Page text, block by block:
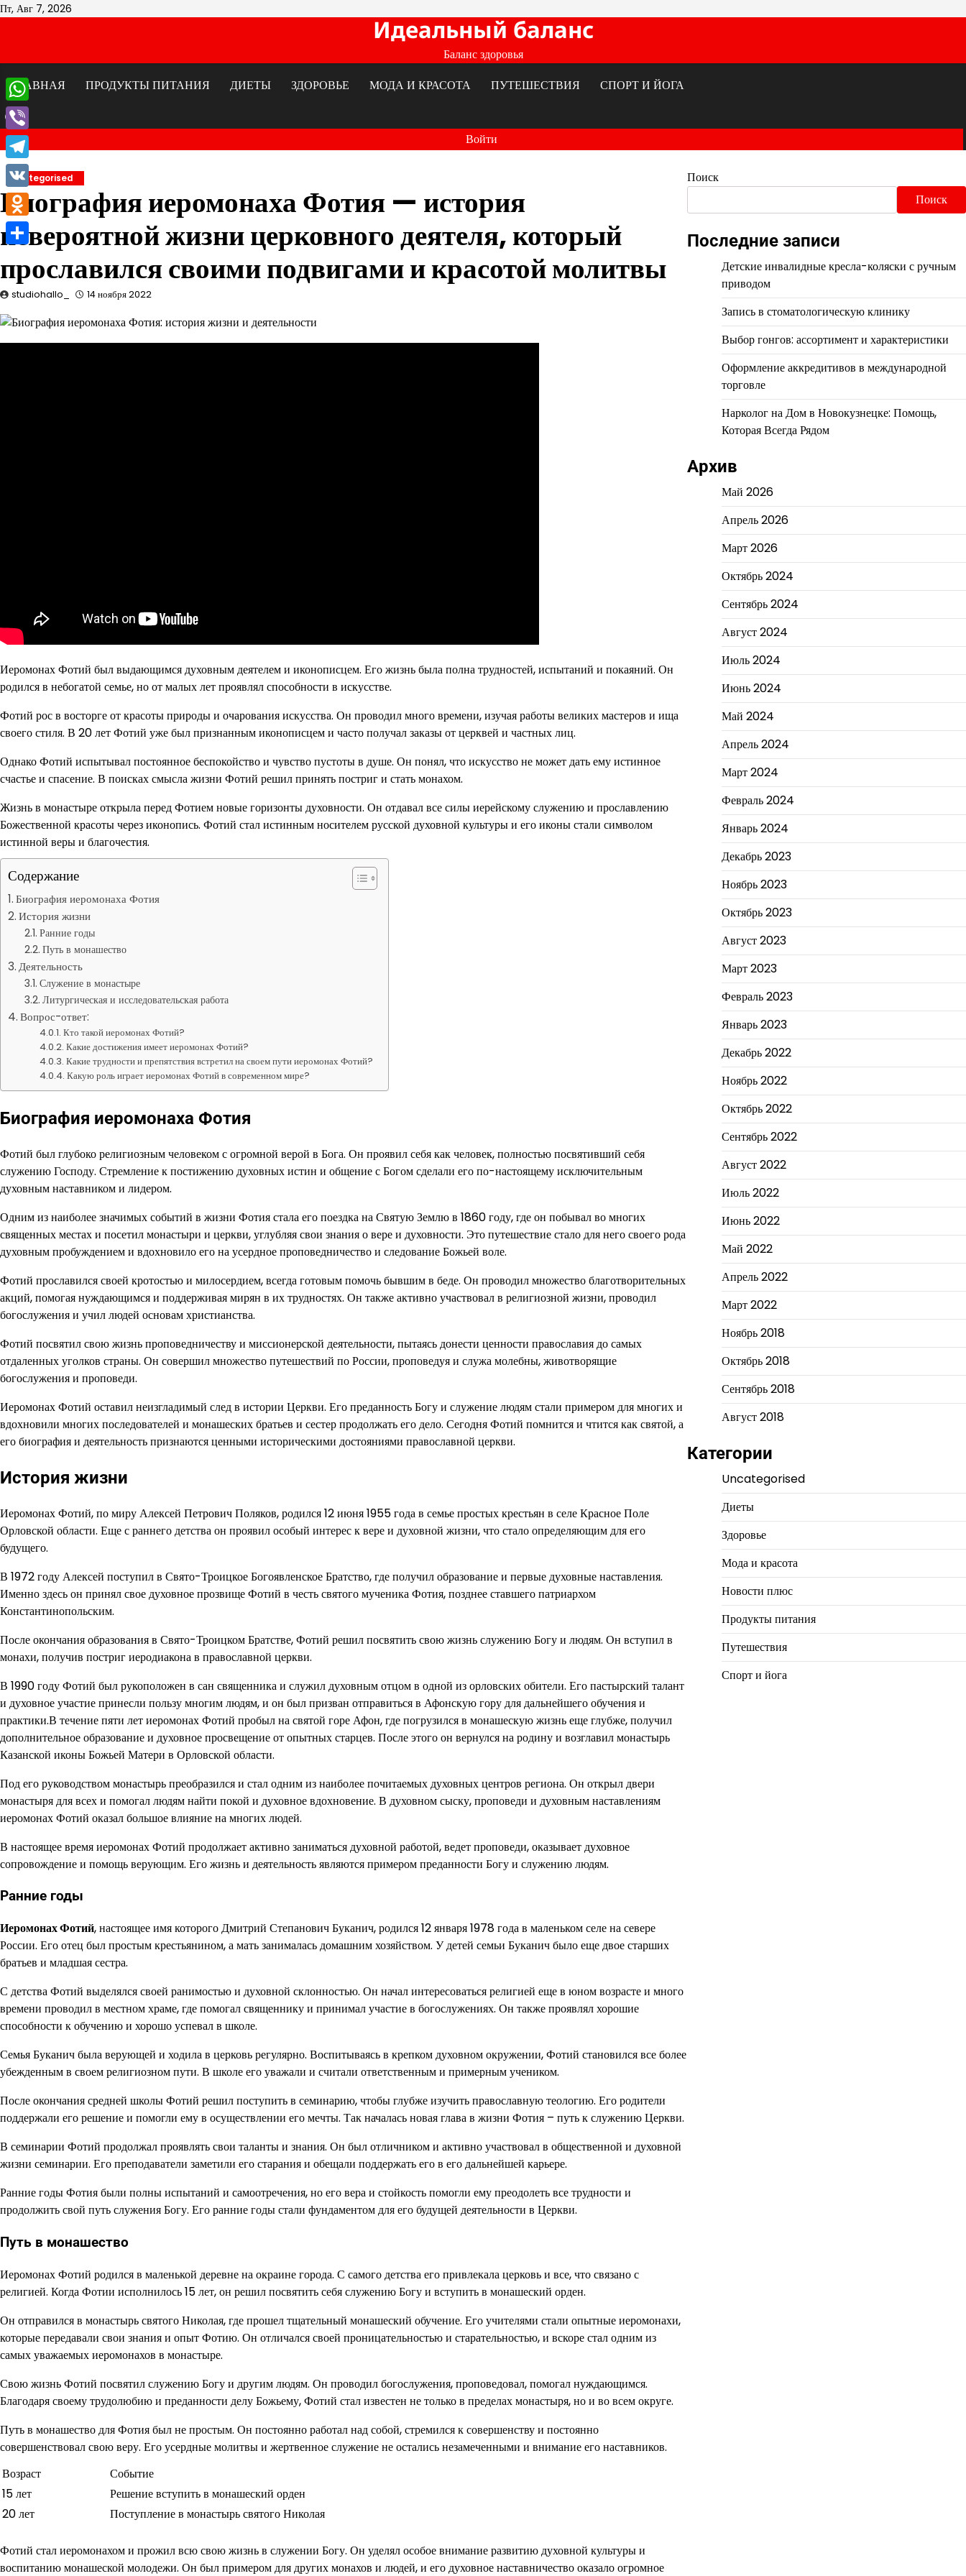
Перейти
Пт, Авг 7, 2026
Идеальный баланс
Баланс здоровья
ГЛАВНАЯ
ПРОДУКТЫ ПИТАНИЯ ДИЕТЫ ЗДОРОВЬЕ МОДА И КРАСОТА ПУТЕШЕСТВИЯ СПОРТ И ЙОГА
Войти
Uncategorised
Биография иеромонаха Фотия — история
невероятной жизни церковного деятеля, который
прославился своими подвигами и красотой молитвы
studiohallo_ 14 ноября 2022
Иеромонах Фотий был выдающимся духовным деятелем и иконописцем. Его жизнь была полна трудностей, испытаний и покаяний. Он
родился в небогатой семье, но от малых лет проявлял способности в искусстве.
Фотий рос в восторге от красоты природы и очарования искусства. Он проводил много времени, изучая работы великих мастеров и ища
своего стиля. В 20 лет Фотий уже был признанным иконописцем и часто получал заказы от церквей и частных лиц.
Однако Фотий испытывал постоянное беспокойство и чувство пустоты в душе. Он понял, что искусство не может дать ему истинное
счастье и спасение. В поисках смысла жизни Фотий решил принять постриг и стать монахом.
Жизнь в монастыре открыла перед Фотием новые горизонты духовности. Он отдавал все силы иерейскому служению и прославлению
Божественной красоты через иконопись. Фотий стал истинным носителем русской духовной культуры и его иконы стали символом
истинной веры и благочестия.
Содержание
Биография иеромонаха Фотия
История жизни
Ранние годы
Путь в монашество
Деятельность
Служение в монастыре
Литургическая и исследовательская работа
Вопрос-ответ:
Кто такой иеромонах Фотий?
Какие достижения имеет иеромонах Фотий?
Какие трудности и препятствия встретил на своем пути иеромонах Фотий?
Какую роль играет иеромонах Фотий в современном мире?
Биография иеромонаха Фотия
Фотий был глубоко религиозным человеком с огромной верой в Бога. Он проявил себя как человек, полностью посвятивший себя
служению Господу. Стремление к постижению духовных истин и общение с Богом сделали его по-настоящему исключительным
духовным наставником и лидером.
Одним из наиболее значимых событий в жизни Фотия стала его поездка на Святую Землю в 1860 году, где он побывал во многих
священных местах и посетил монастыри и церкви, углубляя свои знания о вере и духовности. Это путешествие стало для него своего рода
духовным пробуждением и вдохновило его на усердное проповедничество и следование Божьей воле.
Фотий прославился своей кротостью и милосердием, всегда готовым помочь бывшим в беде. Он проводил множество благотворительных
акций, помогая нуждающимся и поддерживая мирян в их трудностях. Он также активно участвовал в религиозной жизни, проводил
богослужения и учил людей основам христианства.
Фотий посвятил свою жизнь проповедничеству и миссионерской деятельности, пытаясь донести ценности православия до самых
отдаленных уголков страны. Он совершил множество путешествий по России, проповедуя и служа молебны, животворящие
богослужения и проповеди.
Иеромонах Фотий оставил неизгладимый след в истории Церкви. Его преданность Богу и служение людям стали примером для многих и
вдохновили многих последователей и монашеских братьев и сестер продолжать его дело. Сегодня Фотий помнится и чтится как святой, а
его биография и деятельность признаются ценными историческими достояниями православной церкви.
История жизни
Иеромонах Фотий, по миру Алексей Петрович Поляков, родился 12 июня 1955 года в семье простых крестьян в селе Красное Поле
Орловской области. Еще с раннего детства он проявил особый интерес к вере и духовной жизни, что стало определяющим для его
будущего.
В 1972 году Алексей поступил в Свято-Троицкое Богоявленское Братство, где получил образование и первые духовные наставления.
Именно здесь он принял свое духовное прозвище Фотий в честь святого мученика Фотия, позднее ставшего патриархом
Константинопольским.
После окончания образования в Свято-Троицком Братстве, Фотий решил посвятить свою жизнь служению Богу и людям. Он вступил в
монахи, получив постриг иеродиакона в православной церкви.
В 1990 году Фотий был рукоположен в сан священника и служил духовным отцом в одной из орловских обители. Его пастырский талант
и духовное участие принесли пользу многим людям, и он был призван отправиться в Афонскую гору для дальнейшего обучения и
практики.В течение пяти лет иеромонах Фотий пробыл на святой горе Афон, где погрузился в монашескую жизнь еще глубже, получил
дополнительное образование и духовное просвещение от опытных старцев. После этого он вернулся на родину и возглавил монастырь
Казанской иконы Божьей Матери в Орловской области.
Под его руководством монастырь преобразился и стал одним из наиболее почитаемых духовных центров региона. Он открыл двери
монастыря для всех и помогал людям найти покой и духовное вдохновение. В духовном сыску, проповеди и духовным наставлениям
иеромонах Фотий оказал большое влияние на многих людей.
В настоящее время иеромонах Фотий продолжает активно заниматься духовной работой, ведет проповеди, оказывает духовное
сопровождение и помощь верующим. Его жизнь и деятельность являются примером преданности Богу и служению людям.
Ранние годы
Иеромонах Фотий, настоящее имя которого Дмитрий Степанович Буканич, родился 12 января 1978 года в маленьком селе на севере
России. Его отец был простым крестьянином, а мать занималась домашним хозяйством. У детей семьи Буканич было еще двое старших
братьев и младшая сестра.
С детства Фотий выделялся своей ранимостью и духовной склонностью. Он начал интересоваться религией еще в юном возрасте и много
времени проводил в местном храме, где помогал священнику и принимал участие в богослужениях. Он также проявлял хорошие
способности к обучению и хорошо успевал в школе.
Семья Буканич была верующей и ходила в церковь регулярно. Воспитываясь в крепком духовном окружении, Фотий становился все более
убежденным в своем религиозном пути. В школе его уважали и считали ответственным и примерным учеником.
После окончания средней школы Фотий решил поступить в семинарию, чтобы глубже изучить православную теологию. Его родители
поддержали его решение и помогли ему в осуществлении его мечты. Так началась новая глава в жизни Фотия – путь к служению Церкви.
В семинарии Фотий продолжал проявлять свои таланты и знания. Он был отличником и активно участвовал в общественной и духовной
жизни семинарии. Его преподаватели заметили его старания и обещали поддержать его в его дальнейшей карьере.
Ранние годы Фотия были полны испытаний и самоотречения, но его вера и стойкость помогли ему преодолеть все трудности и
продолжить свой путь служения Богу. Его ранние годы стали фундаментом для его будущей деятельности в Церкви.
Путь в монашество
Иеромонах Фотий родился в маленькой деревне на окраине города. С самого детства его привлекала церковь и все, что связано с
религией. Когда Фотии исполнилось 15 лет, он решил посвятить себя служению Богу и вступить в монашеский орден.
Он отправился в монастырь святого Николая, где прошел тщательный монашеский обучение. Его учителями стали опытные иеромонахи,
которые передавали свои знания и опыт Фотию. Он отличался своей проницательностью и старательностью, и вскоре стал одним из
самых уважаемых иеромонахов в монастыре.
Свою жизнь Фотий посвятил служению Богу и другим людям. Он проводил богослужения, проповедовал, помогал нуждающимся.
Благодаря своему трудолюбию и преданности делу Божьему, Фотий стал известен не только в пределах монастыря, но и во всем округе.
Путь в монашество для Фотия был не простым. Он постоянно работал над собой, стремился к совершенству и постоянно
совершенствовал свою веру. Его усердные молитвы и жертвенное служение не остались незамеченными и внимание его наставников.
Возраст
Событие
15 лет
Решение вступить в монашеский орден
20 лет
Поступление в монастырь святого Николая
Фотий стал иеромонахом и прожил всю свою жизнь в служении Богу. Он уделял особое внимание развитию духовной культуры и
воспитанию монашеской молодежи. Он был примером для других монахов и людей, и его духовное наставничество оказало огромное
Поиск
Поиск
Последние записи
Детские инвалидные кресла-коляски с ручным
приводом
Запись в стоматологическую клинику
Выбор гонгов: ассортимент и характеристики
Оформление аккредитивов в международной
торговле
Нарколог на Дом в Новокузнецке: Помощь,
Которая Всегда Рядом
Архив
Май 2026
Апрель 2026
Март 2026
Октябрь 2024
Сентябрь 2024
Август 2024
Июль 2024
Июнь 2024
Май 2024
Апрель 2024
Март 2024
Февраль 2024
Январь 2024
Декабрь 2023
Ноябрь 2023
Октябрь 2023
Август 2023
Март 2023
Февраль 2023
Январь 2023
Декабрь 2022
Ноябрь 2022
Октябрь 2022
Сентябрь 2022
Август 2022
Июль 2022
Июнь 2022
Май 2022
Апрель 2022
Март 2022
Ноябрь 2018
Октябрь 2018
Сентябрь 2018
Август 2018
Категории
Uncategorised
Диеты
Здоровье
Мода и красота
Новости плюс
Продукты питания
Путешествия
Спорт и йога
WhatsApp
Viber
Telegram
VK
Odnoklassniki
Отправить